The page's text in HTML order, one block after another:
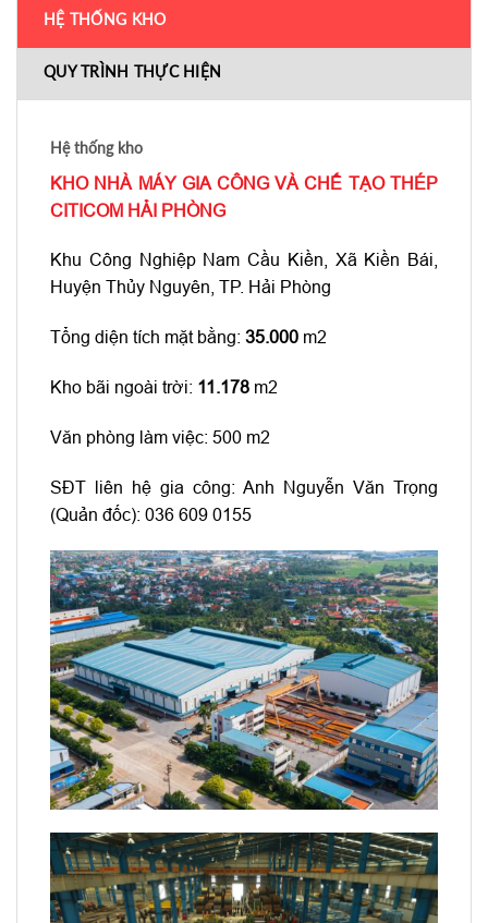
HỆ THỐNG KHO
QUY TRÌNH THỰC HIỆN
Hệ thống kho
KHO NHÀ MÁY GIA CÔNG VÀ CHẾ TẠO THÉP
CITICOM HẢI PHÒNG
Khu Công Nghiệp Nam Cầu Kiền, Xã Kiền Bái,
Huyện Thủy Nguyên, TP. Hải Phòng
Tổng diện tích mặt bằng: 35.000 m2
Kho bãi ngoài trời: 11.178 m2
Văn phòng làm việc: 500 m2
SĐT liên hệ gia công: Anh Nguyễn Văn Trọng
(Quản đốc): 036 609 0155